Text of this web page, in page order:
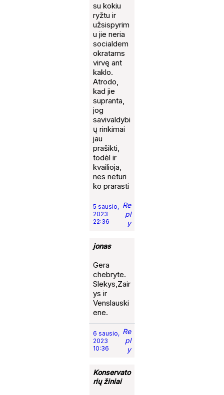
su kokiu
ryžtu ir
užsispyrim
u jie neria
socialdem
okratams
virvę ant
kaklo.
Atrodo,
kad jie
supranta,
jog
savivaldybi
ų rinkimai
jau
prašikti,
todėl ir
kvailioja,
nes neturi
ko prarasti
5 sausio,
2023
22:36
Re
pl
y
jonas
Gera
chebryte.
Slekys,Zair
ys ir
Venslauski
ene.
6 sausio,
2023
10:36
Re
pl
y
Konservato
rių žiniai